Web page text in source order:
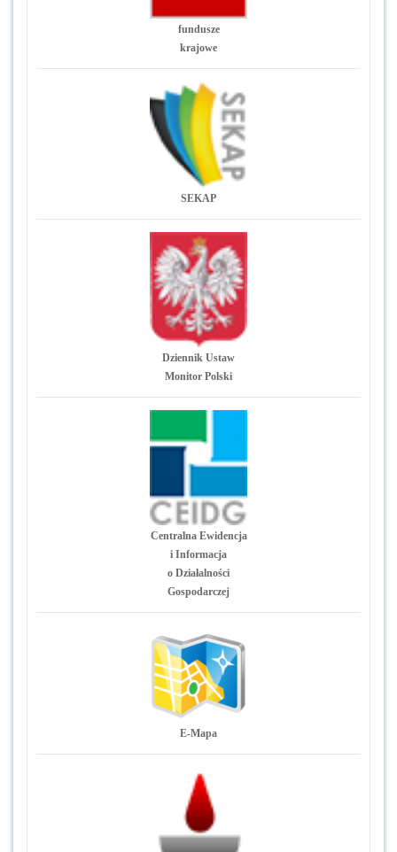
fundusze
krajowe
SEKAP
Dziennik Ustaw
Monitor Polski
Centralna Ewidencja
i Informacja
o Działalności
Gospodarczej
E-Mapa